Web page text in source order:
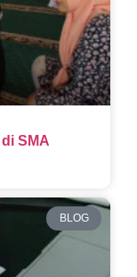
SMA
BLOG